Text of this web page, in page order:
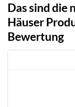
Das sind die
Häuser
Bewertung